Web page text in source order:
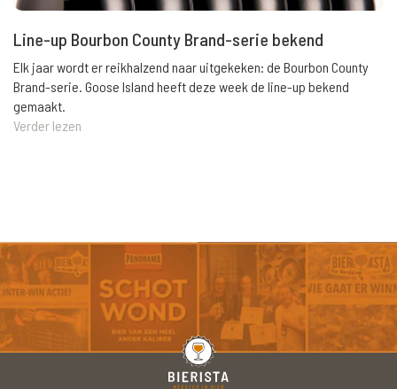
Line-up Bourbon County Brand-serie bekend
Elk jaar wordt er reikhalzend naar uitgekeken: de Bourbon County
Brand-serie. Goose Island heeft deze week de line-up bekend
gemaakt.
Verder lezen